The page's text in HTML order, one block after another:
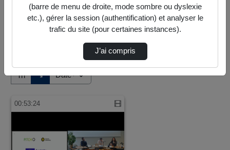
Tri ↘
00:53:24
(barre de menu de droite, mode sombre ou dyslexie
etc.), gérer la session (authentification) et analyser le
trafic du site (pour certaines instances).
J’ai compris